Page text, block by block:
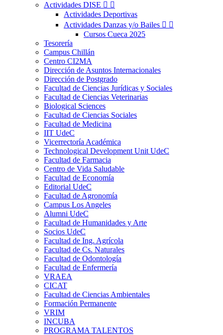
Actividades DISE  
Actividades Deportivas
Actividades Danzas y/o Bailes  
Cursos Cueca 2025
Tesorería
Campus Chillán
Centro CI2MA
Dirección de Asuntos Internacionales
Dirección de Postgrado
Facultad de Ciencias Jurídicas y Sociales
Facultad de Ciencias Veterinarias
Biological Sciences
Facultad de Ciencias Sociales
Facultad de Medicina
IIT UdeC
Vicerrectoría Académica
Technological Development Unit UdeC
Facultad de Farmacia
Centro de Vida Saludable
Facultad de Economía
Editorial UdeC
Facultad de Agronomía
Campus Los Angeles
Alumni UdeC
Facultad de Humanidades y Arte
Socios UdeC
Facultad de Ing. Agrícola
Facultad de Cs. Naturales
Facultad de Odontología
Facultad de Enfermería
VRAEA
CICAT
Facultad de Ciencias Ambientales
Formación Permanente
VRIM
INCUBA
PROGRAMA TALENTOS